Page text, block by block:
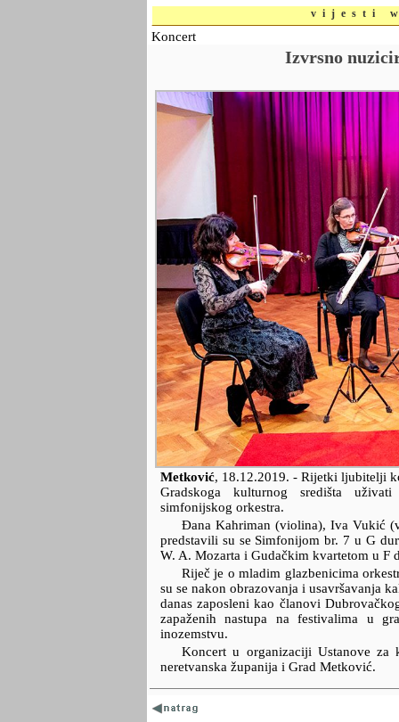
vijesti
Koncert
Izvrsno
Metković, 18.12.2019. - Rijetki ljubitelji
Gradskoga kulturnog središta
simfonijskog orkestra.
Đana Kahriman (violina), Iva Vukić
predstavili su se Simfonijom br. 7 u G
W. A. Mozarta i Gudačkim kvartetom u F
Riječ je o mladim glazbenicima
su se nakon obrazovanja i usavršavanja
danas zaposleni kao članovi
zapaženih nastupa na festivalima u
inozemstvu.
Koncert u organizaciji Ustanove
neretvanska županija i Grad Metković.